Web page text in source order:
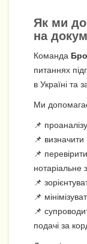
Як ми
на
Команда
питаннях
в Україні та
Ми
📌
📌
📌
нотаріальне
📌
📌
📌
подачі за